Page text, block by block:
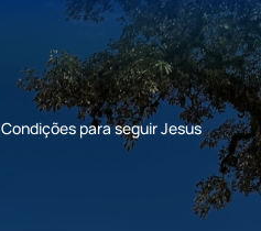
Condições para seguir Jesus